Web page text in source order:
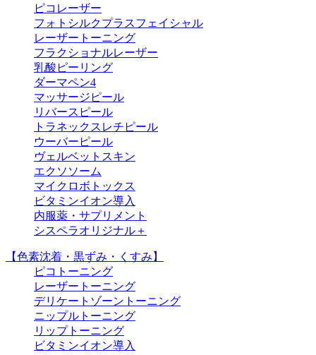
ピコレーザー
フォトシルクプラスフェイシャル
レーザートーニング
フラクショナルレーザー
乳酸ピーリング
ダーマペン4
マッサージピール
リバースピール
トラネックスレチピール
ウーバーピール
ヴェルベットスキン
エクソソーム
マイクロボトックス
ビタミンイオン導入
内服薬・サプリメント
シスペラオリジナル＋
【色素沈着・黒ずみ・くすみ】
ピコトーニング
レーザートーニング
デリケートゾーントーニング
ニップルトーニング
リップトーニング
ビタミンイオン導入